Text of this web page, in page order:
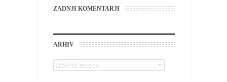
ZADNJI KOMENTARJI
ARHIV